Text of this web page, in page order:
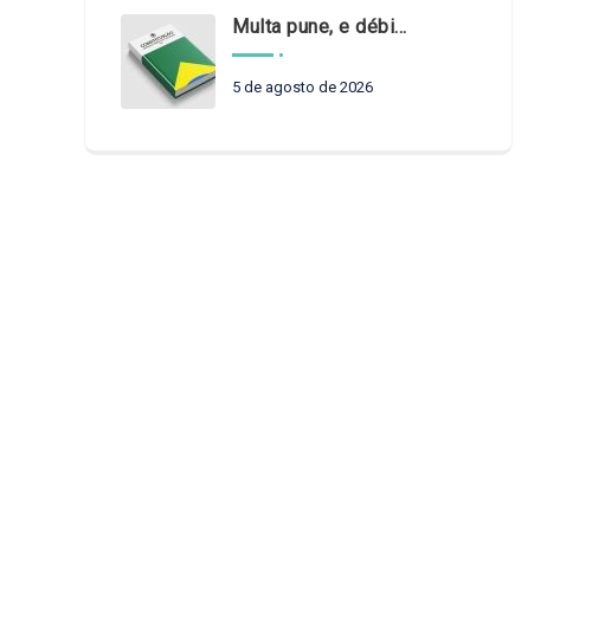
Multa pune, e débito recompõe. § 3º do art. 71 da Constituição: um problema de legística formal
5 de agosto de 2026